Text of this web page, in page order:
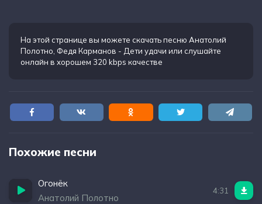
На этой странице вы можете скачать песню Анатолий
Полотно, Федя Карманов - Дети удачи или слушайте
онлайн в хорошем 320 kbps качестве
Похожие песни
Огонёк
Анатолий Полотно
4:31